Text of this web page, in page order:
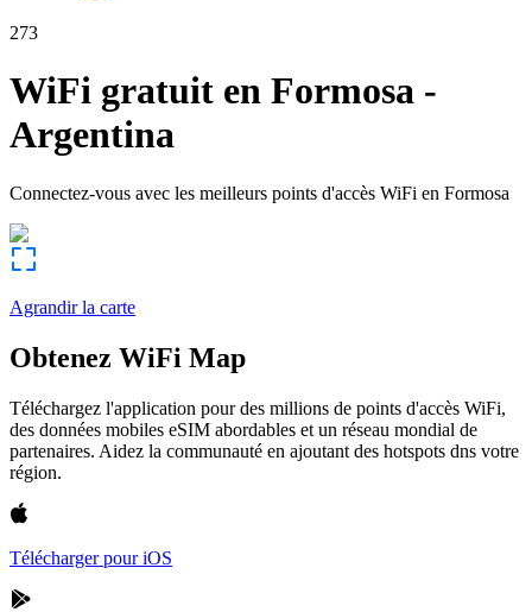
273
WiFi gratuit en Formosa -
Argentina
Connectez-vous avec les meilleurs points d'accès WiFi en Formosa
Agrandir la carte
Obtenez WiFi Map
Téléchargez l'application pour des millions de points d'accès WiFi,
des données mobiles eSIM abordables et un réseau mondial de
partenaires. Aidez la communauté en ajoutant des hotspots dns votre
région.
Télécharger pour iOS